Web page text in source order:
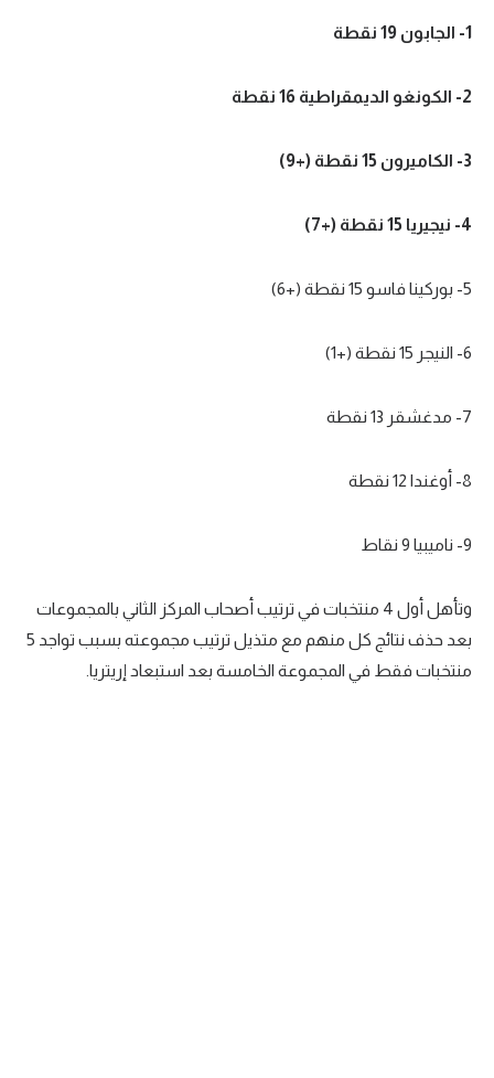
1- الجابون 19 نقطة
2- الكونغو الديمقراطية 16 نقطة
3- الكاميرون 15 نقطة (+9
)
4- نيجيريا 15 نقطة (+7
)
5- بوركينا فاسو 15 نقطة (+6
)
6- النيجر 15 نقطة (+1
)
7- مدغشقر 13 نقطة
8- أوغندا 12 نقطة
9- ناميبيا 9 نقاط
وتأهل أول 4 منتخبات في ترتيب أصحاب المركز الثاني بالمجموعات
بعد حذف نتائج كل منهم مع متذيل ترتيب مجموعته بسبب تواجد 5
منتخبات فقط في المجموعة الخامسة بعد استبعاد إريتريا.